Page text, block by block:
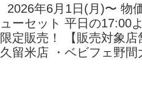
2026年6月1日(月)〜 物
ューセット 平日の17:00
限定販売！ 【販売対象
久留米店 ・ベビフェ野間